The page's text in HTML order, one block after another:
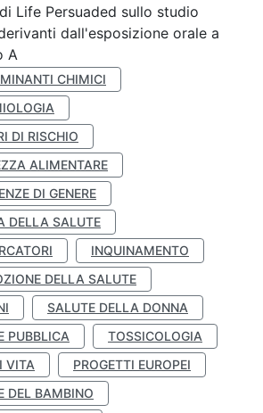
Life Persuaded sullo studio
dall'esposizione orale a
A
CHIMICI
DI RISCHIO
ALIMENTARE
DI GENERE
DELLA SALUTE
INQUINAMENTO
DELLA SALUTE
SALUTE DELLA DONNA
PUBBLICA
TOSSICOLOGIA
VITA
PROGETTI EUROPEI
DEL BAMBINO